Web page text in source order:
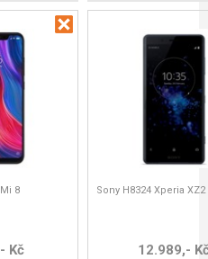
8
Kč
Sony H8324 Xperia
12.989,-